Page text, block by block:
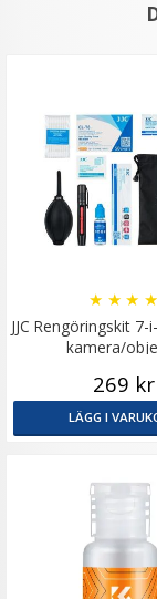
JJC Rengöringskit
kamera/
★ ★ ★ ★
269 kr
LÄGG I